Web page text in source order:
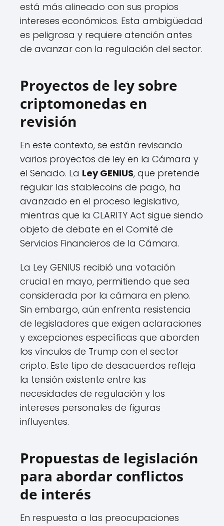
está más alineado con sus propios
intereses económicos. Esta ambigüedad
es peligrosa y requiere atención antes
de avanzar con la regulación del sector.
Proyectos de ley sobre
criptomonedas en
revisión
En este contexto, se están revisando
varios proyectos de ley en la Cámara y
el Senado. La Ley GENIUS, que pretende
regular las stablecoins de pago, ha
avanzado en el proceso legislativo,
mientras que la CLARITY Act sigue siendo
objeto de debate en el Comité de
Servicios Financieros de la Cámara.
La Ley GENIUS recibió una votación
crucial en mayo, permitiendo que sea
considerada por la cámara en pleno.
Sin embargo, aún enfrenta resistencia
de legisladores que exigen aclaraciones
y excepciones específicas que aborden
los vínculos de Trump con el sector
cripto. Este tipo de desacuerdos refleja
la tensión existente entre las
necesidades de regulación y los
intereses personales de figuras
influyentes.
Propuestas de legislación
para abordar conflictos
de interés
En respuesta a las preocupaciones